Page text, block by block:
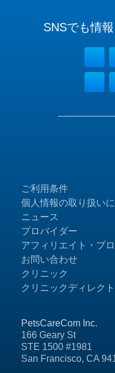
PetsCareCom Inc.
166 Geary St
STE 1500 #1981
San Francisco, CA
ご利用条件
個人情報の取り扱い
ニュース
プロバイダー
アフィリエイト・プ
お問い合わせ
クリニック
クリニックディレクト
SNSでも情